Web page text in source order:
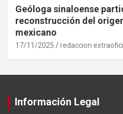
Geóloga sinaloense
reconstrucción del
mexicano
17/11/2025 redaccion
Información Legal